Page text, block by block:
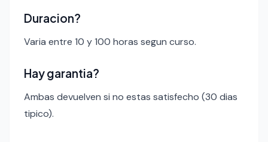
Duracion?
Varia entre 10 y 100 horas segun curso.
Hay garantia?
Ambas devuelven si no estas satisfecho (30 dias
tipico).